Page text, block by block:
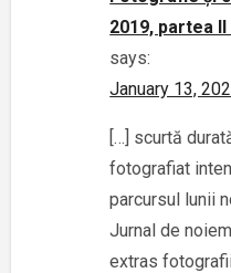
2019, partea
says:
January 13,
[…] scurtă
fotografiat
parcursul lunii
Jurnal de
extras